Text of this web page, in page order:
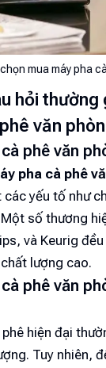
mua máy pha
hỏi thường
văn
phê văn
pha cà phê
các yếu tố như
số thương
và Keurig
lượng cao.
phê văn
phê hiện đại
Tuy nhiên,